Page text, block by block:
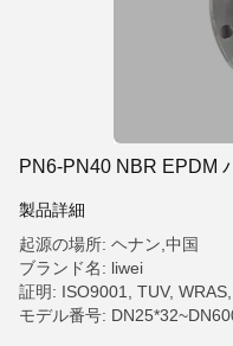
PN6-PN40 NBR EPDM
製品詳細
起源の場所: ヘナン,中国
ブランド名: liwei
証明: ISO9001, TUV,
モデル番号: